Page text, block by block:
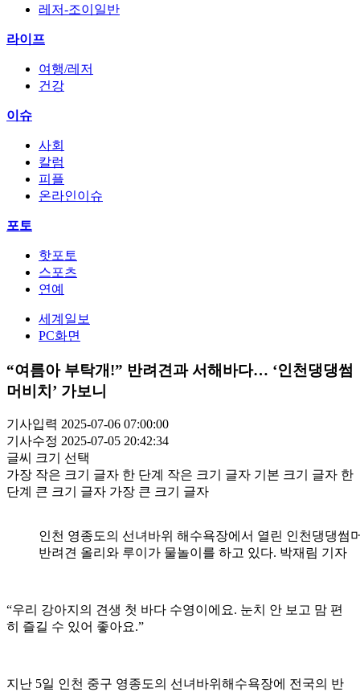
레저-조이일반
라이프
여행/레저
건강
이슈
사회
칼럼
피플
온라인이슈
포토
핫포토
스포츠
연예
세계일보
PC화면
“여름아 부탁개!” 반려견과 서해바다… ‘인천댕댕썸
머비치’ 가보니
기사입력 2025-07-06 07:00:00
기사수정 2025-07-05 20:42:34
글씨 크기 선택
가장 작은 크기 글자 한 단계 작은 크기 글자 기본 크기 글자 한
단계 큰 크기 글자 가장 큰 크기 글자
인천 영종도의 선녀바위 해수욕장에서 열린 인천댕댕썸
반려견 올리와 루이가 물놀이를 하고 있다. 박재림 기자
“우리 강아지의 견생 첫 바다 수영이에요. 눈치 안 보고 맘 편
히 즐길 수 있어 좋아요.”
지난 5일 인천 중구 영종도의 선녀바위해수욕장에 전국의 반